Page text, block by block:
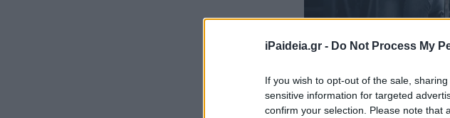
iPaideia.gr - Do Not Process My
If you wish to opt-out of the sale,
sensitive information for targeted
confirm your selection. Please note that